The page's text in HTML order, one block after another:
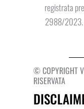
registrata
2988/2023.
© COPYRIGHT
RISERVATA